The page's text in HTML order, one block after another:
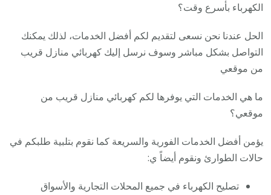
الكهرباء بأسرع وقت؟
الحل عندنا نحن نسعى لتقديم لكم أفضل الخدمات، لذلك يمكنك
التواصل بشكل مباشر وسوف نرسل إليك كهربائي منازل قريب
من موقعي
ما هي الخدمات التي يوفرها لكم كهربائي منازل قريب من
موقعي؟
يؤمن أفضل الخدمات الفورية والسريعة كما نقوم بتلبية طلبكم في
حالات الطوارئ ونقوم أيضاً ي:
تصليح الكهرباء في جميع المحلات التجارية والأسواق